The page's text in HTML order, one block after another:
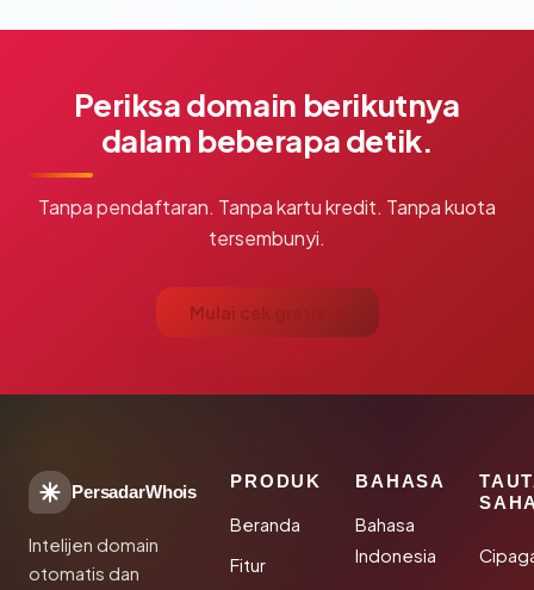
Periksa domain berikutnya
dalam beberapa detik.
Tanpa pendaftaran. Tanpa kartu kredit. Tanpa kuota
tersembunyi.
Mulai cek gratis →
PersadarWhois
Intelijen domain
otomatis dan
PRODUK
Beranda
Fitur
BAHASA
Bahasa
Indonesia